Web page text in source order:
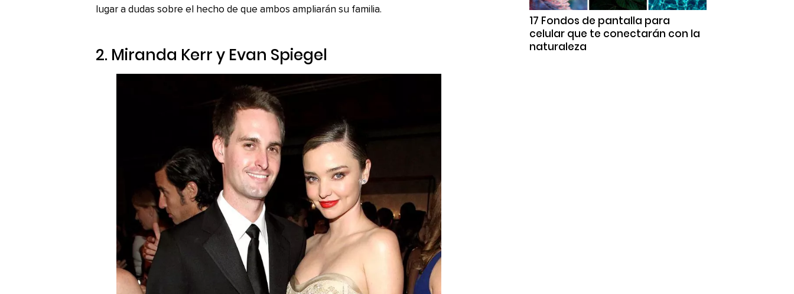
lugar a dudas sobre el hecho de que ambos ampliarán su familia.
2. Miranda Kerr y Evan Spiegel
17 Fondos de pantalla para
celular que te conectarán con la
naturaleza